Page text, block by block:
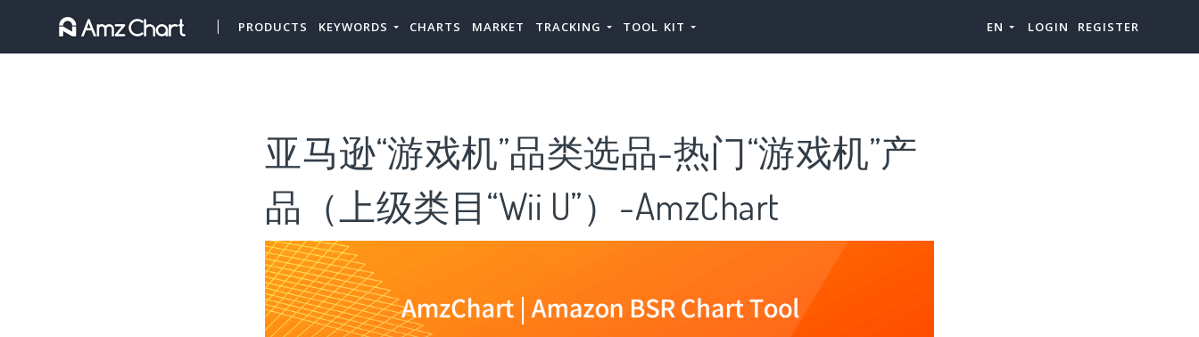
PRODUCTS KEYWORDS CHARTS MARKET TRACKING TOOL KIT EN LOGIN REGISTER
亚马逊“游戏机”品类选品-热门“游戏机”产
品（上级类目“Wii U”）-AmzChart